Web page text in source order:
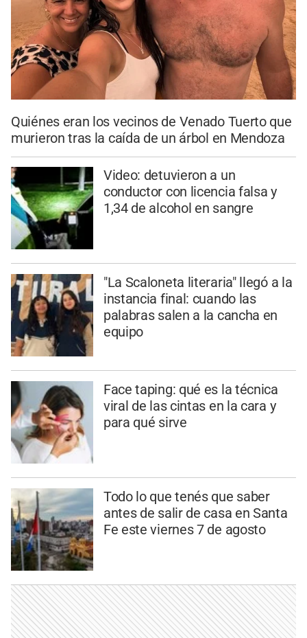
Quiénes eran los vecinos de Venado Tuerto que
murieron tras la caída de un árbol en Mendoza
Video: detuvieron a un
conductor con licencia falsa y
1,34 de alcohol en sangre
"La Scaloneta literaria" llegó a la
instancia final: cuando las
palabras salen a la cancha en
equipo
Face taping: qué es la técnica
viral de las cintas en la cara y
para qué sirve
Todo lo que tenés que saber
antes de salir de casa en Santa
Fe este viernes 7 de agosto